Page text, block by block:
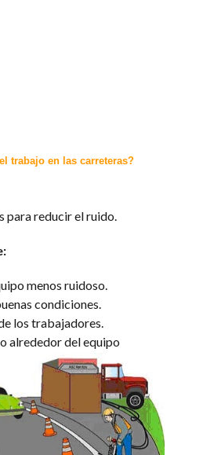
trabajo en las carreteras?
para reducir el ruido.
menos ruidoso.
condiciones.
los trabajadores.
alrededor del equipo